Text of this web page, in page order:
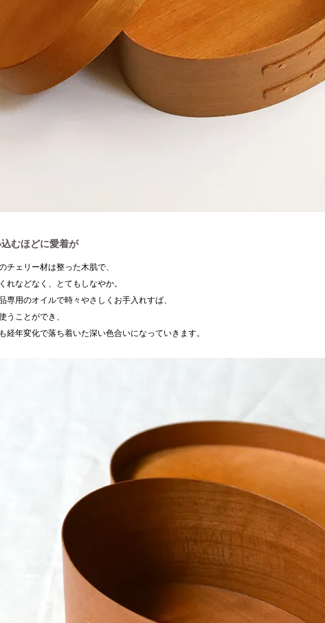
むほどに愛着が
チェリー材は整った木肌で、
れなどなく、とてもしなやか。
専用のオイルで時々やさしくお手入れすば、
うことができ、
経年変化で落ち着いた深い色合いになっていきます。